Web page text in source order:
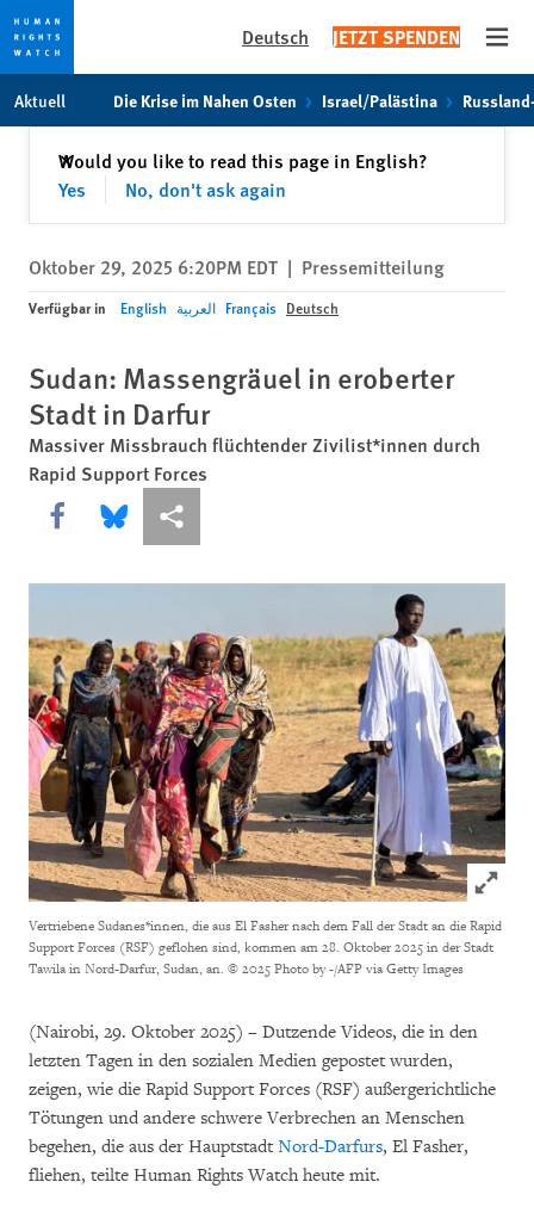
Skip
to
Skip
to
content
Deutsch JETZT SPENDEN
Aktuell Die Krise im Nahen Osten Israel/Palästina
Would you like to read this page in English?
Yes
No, don't ask again
✕Schließen
Oktober 29, 2025 6:20PM EDT | Pressemitteilung
Verfügbar in English العربية Français Deutsch
Sudan: Massengräuel in eroberter
Stadt in Darfur
Massiver Missbrauch flüchtender Zivilist*innen durch
Rapid Support Forces
Share this via Facebook
Share this via Bluesky
More sharing options
Click to
Vertriebene Sudanes*innen, die aus El Fasher nach dem Fall der Stadt an die Rapid
Support Forces (RSF) geflohen sind, kommen am 28. Oktober 2025 in der Stadt
Tawila in Nord-Darfur, Sudan, an. © 2025 Photo by -/AFP via Getty Images
(Nairobi, 29. Oktober 2025) – Dutzende Videos, die in den
letzten Tagen in den sozialen Medien gepostet wurden,
zeigen, wie die Rapid Support Forces (RSF) außergerichtliche
Tötungen und andere schwere Verbrechen an Menschen
begehen, die aus der Hauptstadt Nord-Darfurs, El Fasher,
fliehen, teilte Human Rights Watch heute mit.